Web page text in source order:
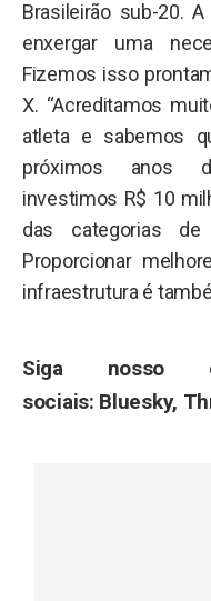
Brasileirão sub-20.
enxergar uma
Fizemos isso
X. “Acreditamos
atleta e sabemos
próximos anos
investimos R$ 10
das categorias
Proporcionar
infraestrutura é
Siga nosso
sociais: Bluesky,